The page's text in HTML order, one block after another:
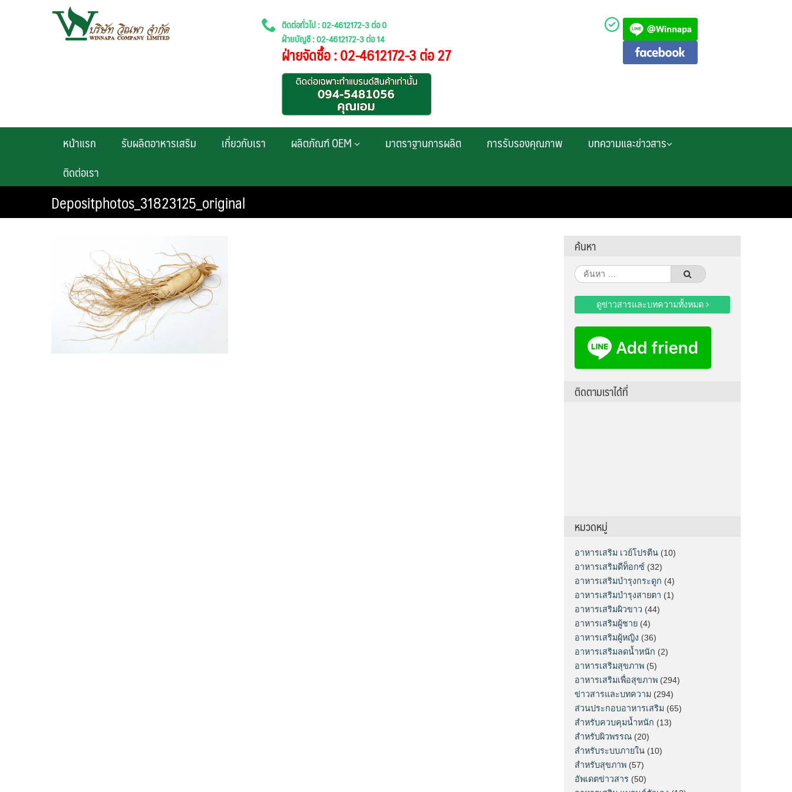
ติดต่อทั่วไป : 02-4612172-3 ต่อ 0
ฝ่ายบัญชี : 02-4612172-3 ต่อ 14
ฝ่ายจัดซื้อ : 02-4612172-3 ต่อ 27
หน้าแรก รับผลิตอาหารเสริม เกี่ยวกับเรา ผลิตภัณฑ์ OEM มาตราฐานการผลิต การรับรองคุณภาพ
บทความและข่าวสาร
ติดต่อเรา
Depositphotos_31823125_original
ค้นหา
ค้นหา
สำหรับ:
ดูข่าวสารและบทความทั้งหมด
ติดตามเราได้ที่
หมวดหมู่
อาหารเสริม เวย์โปรตีน (10)
อาหารเสริมดีท็อกซ์ (32)
อาหารเสริมบำรุงกระดูก (4)
อาหารเสริมบำรุงสายตา (1)
อาหารเสริมผิวขาว (44)
อาหารเสริมผู้ชาย (4)
อาหารเสริมผู้หญิง (36)
อาหารเสริมลดน้ำหนัก (2)
อาหารเสริมสุขภาพ (5)
อาหารเสริมเพื่อสุขภาพ (294)
ข่าวสารและบทความ (294)
ส่วนประกอบอาหารเสริม (65)
สำหรับควบคุมน้ำหนัก (13)
สำหรับผิวพรรณ (20)
สำหรับระบบภายใน (10)
สำหรับสุขภาพ (57)
อัพเดตข่าวสาร (50)